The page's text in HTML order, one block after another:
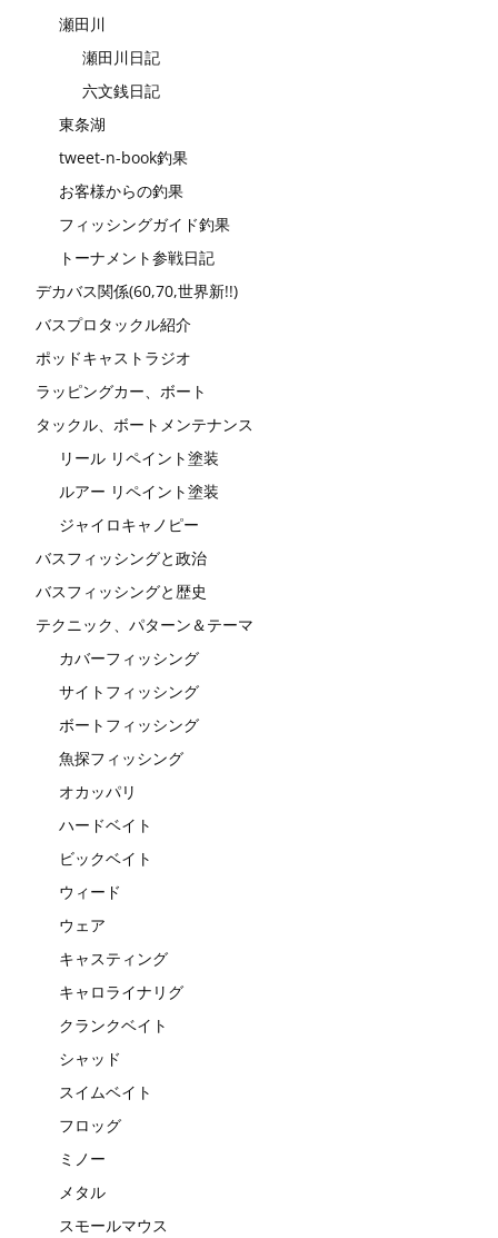
瀬田川
瀬田川日記
六文銭日記
東条湖
tweet-n-book釣果
お客様からの釣果
フィッシングガイド釣果
トーナメント参戦日記
デカバス関係(60,70,世界新!!)
バスプロタックル紹介
ポッドキャストラジオ
ラッピングカー、ボート
タックル、ボートメンテナンス
リール リペイント塗装
ルアー リペイント塗装
ジャイロキャノピー
バスフィッシングと政治
バスフィッシングと歴史
テクニック、パターン＆テーマ
カバーフィッシング
サイトフィッシング
ボートフィッシング
魚探フィッシング
オカッパリ
ハードベイト
ビックベイト
ウィード
ウェア
キャスティング
キャロライナリグ
クランクベイト
シャッド
スイムベイト
フロッグ
ミノー
メタル
スモールマウス